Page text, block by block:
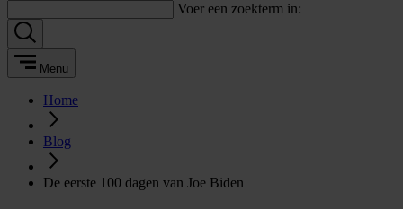
Voer een zoekterm in:
Menu
Home
Blog
De eerste 100 dagen van Joe Biden